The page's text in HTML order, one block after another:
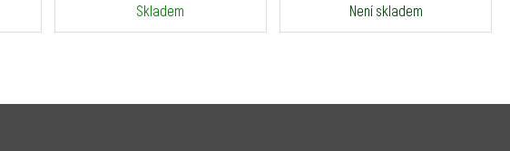
Skladem
Není skladem